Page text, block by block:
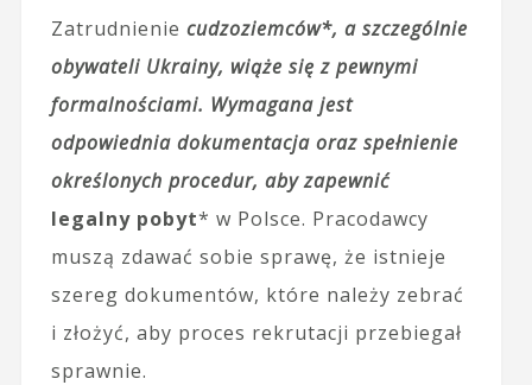
Zatrudnienie cudzoziemców*, a szczególnie
obywateli Ukrainy, wiąże się z pewnymi
formalnościami. Wymagana jest
odpowiednia dokumentacja oraz spełnienie
określonych procedur, aby zapewnić
legalny pobyt* w Polsce. Pracodawcy
muszą zdawać sobie sprawę, że istnieje
szereg dokumentów, które należy zebrać
i złożyć, aby proces rekrutacji przebiegał
sprawnie.